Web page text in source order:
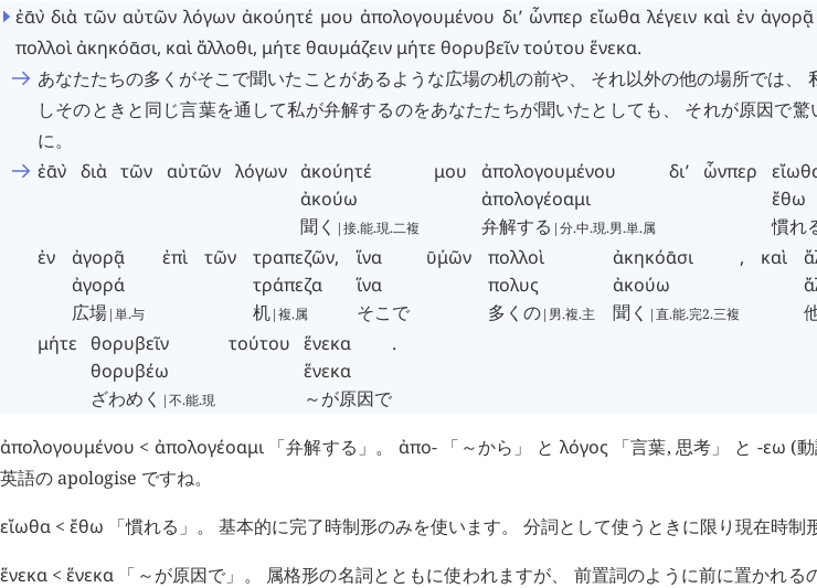
ἐᾱ`
ν διὰ τῶν αὐτῶν λόγων ἀκούητέ μου ἀπολογουμένου δι’ ὧνπερ εἴωθα λέγειν καὶ ἐν ἀγορᾷ
πολλοὶ ἀκηκόᾱσι, καὶ ἄλλοθι, μήτε θαυμάζειν μήτε θορυβεῖντούτου ἕνεκα.
あなたたちの多くがそこで聞いたことがあるような広場の机の前や、 それ以外の他の場所では、
しそのときと同じ言葉を通して私が弁解するのをあなたたちが聞いたとしても、 それが原因で
に。
ἐᾱ`
ν διὰ τῶν αὐτῶν λόγων
ἀκούητέ
ἀκούω
聞く |接.能.現.二複
μου
ἀπολογουμένου
ἀπολογέοαμι
弁解する |分.中.現.男.単.属
δι’ ὧνπερ
ἔθω
慣れ
ἐν
ἀγορᾷ
ἀγορά
広場|単.与
ἐπὶ τῶν
τραπεζῶν
τράπεζα
机|複.属
,
ἵνα
ἵνα
そこで
ῡ῾
μῶν
πολλοὶ
πολυς
多くの|男.複.主
ἀκηκόᾱσι
ἀκούω
聞く |直.能.完2.三複
, καὶ
μήτε
θορυβεῖν
θορυβέω
ざわめく |不.能.現
τούτου ἕνεκα
ἕνεκα
～が原因で
.
ἀπολογουμένου < ἀπολογέοαμι「弁解する」。 ἀπο- 「～から」 と λόγος 「言葉, 思考」 と -εω (
英語の apologise ですね。
εἴωθα < ἔθω 「慣れる」。 基本的に完了時制形のみを使います。 分詞として使うときに限り現在時制
ἕνεκα <ἕνεκα 「～が原因で」。 属格形の名詞とともに使われますが、 前置詞のように前に置かれ